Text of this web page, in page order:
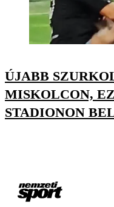
ÚJABB
MISKOLCON,
STADIONON